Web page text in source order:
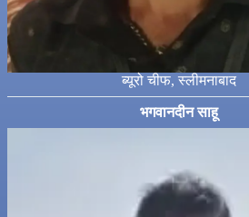
ब्यूरो चीफ, स्लीमनाबाद
भगवानदीन साहू